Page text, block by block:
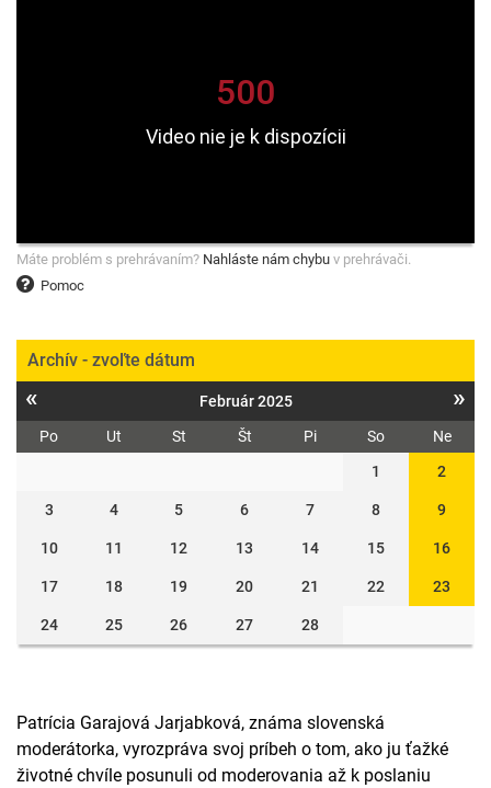
Pomoc
Máte problém s prehrávaním? Nahláste nám chybu v prehrávači.
Archív - zvoľte dátum
« Február 2025 »
Po Ut St Št Pi So
Ne
1
2
3 4 5 6 7 8 9
10 11 12 13 14 15 16
17 18 19 20 21 22 23
24 25 26 27 28
Patrícia Garajová Jarjabková, známa slovenská
moderátorka, vyrozpráva svoj príbeh o tom, ako ju ťažké
životné chvíle posunuli od moderovania až k poslaniu